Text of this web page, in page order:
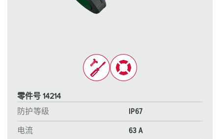
零件号 14214
防护等级
IP67
电流 63 A